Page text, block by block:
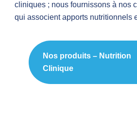
cliniques ; nous fournissons à nos
qui associent apports nutritionnels
Nos produits – Nutrition
Clinique